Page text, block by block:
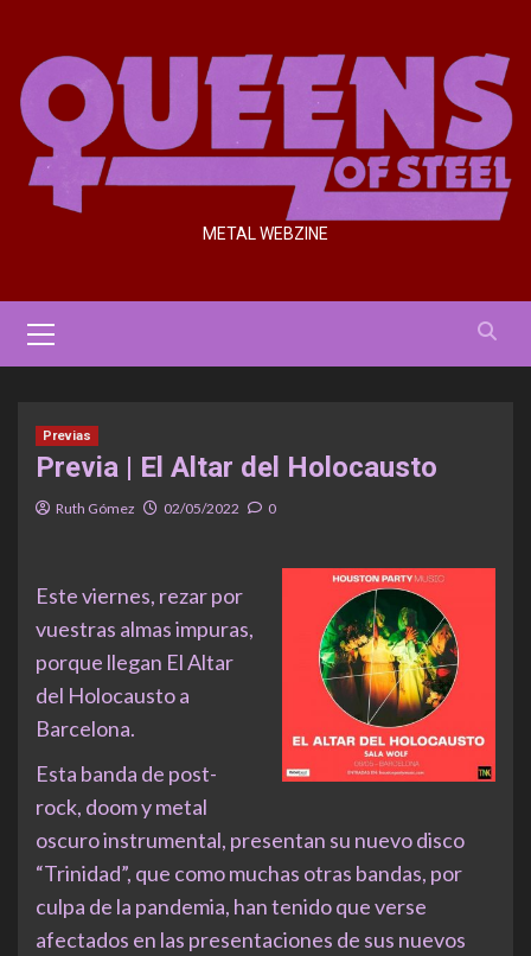
contenido
METAL WEBZINE
primario
Previas
Previa | El Altar del Holocausto
Ruth Gómez 02/05/2022 0
Este viernes, rezar por
vuestras almas impuras,
porque llegan El Altar
del Holocausto a
Barcelona.
Esta banda de post-
rock, doom y metal
oscuro instrumental, presentan su nuevo disco
“Trinidad”, que como muchas otras bandas, por
culpa de la pandemia, han tenido que verse
afectados en las presentaciones de sus nuevos